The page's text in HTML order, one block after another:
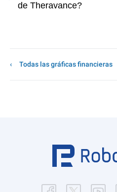
de Theravance?
Todas las gráficas financieras